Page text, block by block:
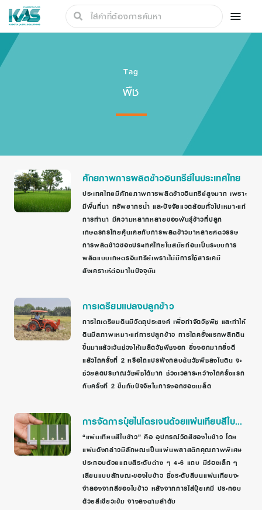
Tag
พืช
ศักยภาพการผลิตข้าวอินทรีย์ในประเทศไทย
ประเทศไทยมีศักยภาพการผลิตข้าวอินทรีย์สูงมาก เพราะ
มีพื้นที่นา ทรัพยากรน้ำ และปัจจัยแวดล้อมทั่วไปเหมาะแก่
การทำนา มีความหลากหลายของพันธุ์ข้าวที่ปลูก
เกษตรกรไทยคุ้นเคยกับการผลิตข้าวมาหลายศตวรรษ
การผลิตข้าวของประเทศไทยในสมัยก่อนเป็นระบบการ
ผลิตแบบเกษตรอินทรีย์เพราะไม่มีการใช้สารเคมี
สังเคราะห์ต่อมาในปัจจุบัน
การเตรียมแปลงปลูกข้าว
การไถเตรียมดินมีวัตถุประสงค์ เพื่อกำจัดวัชพืช และทำให้
ดินมีสภาพเหมาะแก่การปลูกข้าว การไถครั้งแรกพลิกดิน
ขึ้นมาแล้วเว้นช่วงให้เมล็ดวัชพืชงอก ยิ่งงอกมากยิ่งดี
แล้วไถครั้งที่ 2 หรือไถแปรฝังกลบต้นวัชพืชลงในดิน จะ
ช่วยลดปริมาณวัชพืชได้มาก ช่วงเวลาระหว่างไถครั้งแรก
กับครั้งที่ 2 ขึ้นกับปัจจัยในการงอกของเมล็ด
การจัดการปุ๋ยไนโตรเจนด้วยแผ่นเทียบสีใบ
ข้าว
“แผ่นเทียบสีใบข้าว” คือ อุปกรณ์วัดสีของใบข้าว โดย
แผ่นดังกล่าวมีลักษณะเป็นแผ่นพลาสติกคุณภาพพิเศษ
ประกอบด้วยแถบสีระดับต่าง ๆ 4-6 แถบ มีร่องเล็ก ๆ
เลียนแบบลักษณะของใบข้าว ซึ่งระดับสีบนแผ่นเทียบจะ
จำลองจากสีของใบข้าว หลังจากการใส่ปุ๋ยเคมี ประกอบ
ด้วยสีเขียวเข้ม จางลงตามลำดับ